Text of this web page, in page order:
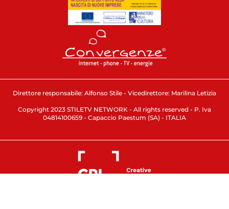
Direttore responsabile: Alfonso Stile - Vicedirettore: Marilina Letizia
Copyright 2023 STILETV NETWORK - All rights reserved - P. Iva
04814100659 - Capaccio Paestum (SA) - ITALIA